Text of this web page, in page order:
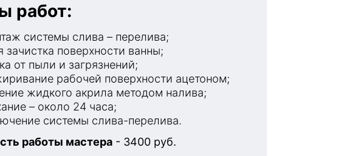
работ:
системы слива – перелива;
зачистка поверхности ванны;
от пыли и загрязнений;
рабочей поверхности ацетоном;
жидкого акрила методом налива;
– около 24 часа;
системы слива-перелива.
работы мастера - 3400 руб.